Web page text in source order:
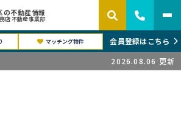
の不動産情報
店 不動産事業部
マッチング物件
会員登録はこちら
2026.08.06 更新